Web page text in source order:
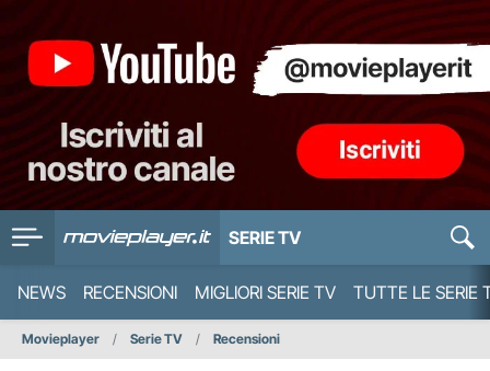
SERIE TV
NEWS RECENSIONI MIGLIORI SERIE TV TUTTE LE SERIE
Movieplayer Serie TV Recensioni